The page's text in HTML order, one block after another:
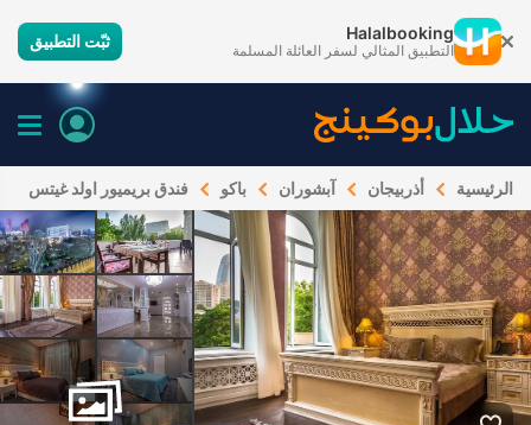
Halalbooking
التطبيق المثالي لسفر العائلة المسلمة ثبّت التطبيق
الرئيسية أذربيجان آبشوران باكو فندق بريميور اولد غيتس